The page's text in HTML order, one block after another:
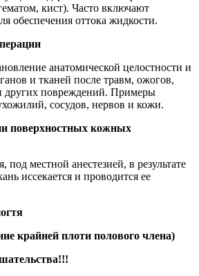
кист). Часто включают
обеспечения оттока жидкости.
анатомической целостности и
и тканей после травм, ожогов,
других повреждений. Примеры
сосудов, нервов и кожи.
поверхностных кожных
под местной анестезией, в результате
иссекается и проводится ее
крайней плоти полового члена)